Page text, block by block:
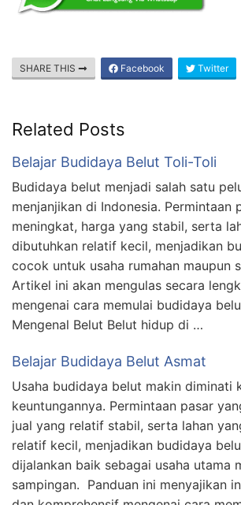
SHARE THIS Facebook Twitter
Related Posts
Belajar Budidaya Belut Toli-Toli
Budidaya belut menjadi salah satu
menjanjikan di Indonesia. Permintaan
meningkat, harga yang stabil, serta
dibutuhkan relatif kecil, menjadikan
cocok untuk usaha rumahan maupun
Artikel ini akan mengulas secara
mengenai cara memulai budidaya
Mengenal Belut Belut hidup di …
Belajar Budidaya Belut Asmat
Usaha budidaya belut makin diminati
keuntungannya. Permintaan pasar
jual yang relatif stabil, serta lahan
relatif kecil, menjadikan budidaya
dijalankan baik sebagai usaha utama
sampingan. Panduan ini menyajikan